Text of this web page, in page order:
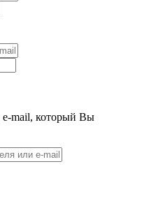
mail, который Вы